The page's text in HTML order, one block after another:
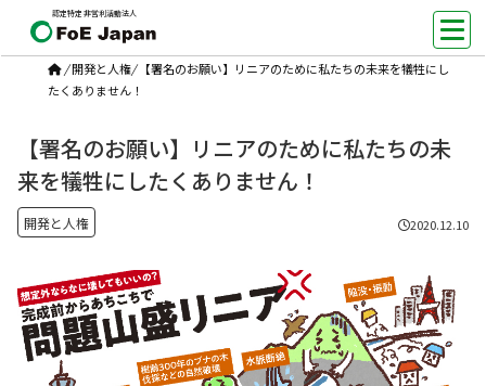
認定特定非営利活動法人
/開発と人権/
【署名のお願い】リニアのために私たちの未来を犠牲にし
たくありません！
【署名のお願い】リニアのために私たちの未
来を犠牲にしたくありません！
開発と人権 2020.12.10